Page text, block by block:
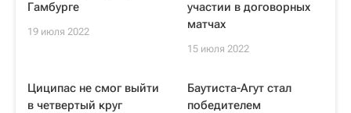
Гамбурге
19 июля 2022
участии в договорных
матчах
15 июля 2022
Циципас не смог выйти
в четвертый круг
Баутиста-Агут стал
победителем